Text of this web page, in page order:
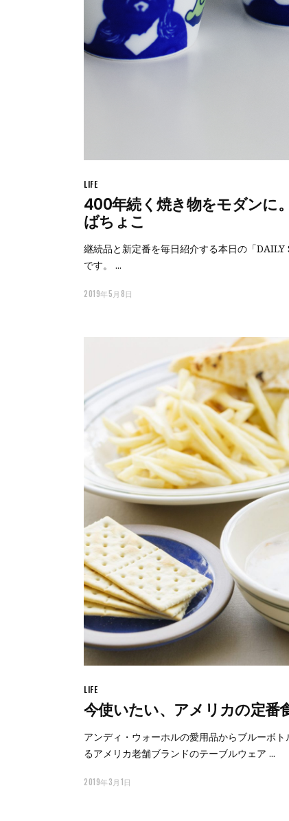
LIFE
400年続く焼き物をモダンに
ばちょこ
継続品と新定番を毎日紹介する本日の「
です。
2019年5月8日
LIFE
今使いたい、アメリカの定番
アンディ・ウォーホルの愛用品からブルーボ
るアメリカ老舗ブランドのテーブルウェア
2019年3月1日